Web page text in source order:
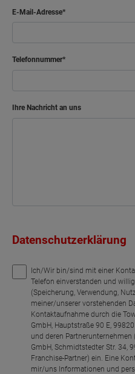
E-Mail-Adresse
Telefonnummer
Ihre Nachricht an uns
Datenschutzerklärung
Ich/Wir bin/sind mit einer
Telefon einverstanden und
(Speicherung, Verwendung,
meiner/unserer vorstehenden
Kontaktaufnahme durch die
GmbH, Hauptstraße 90 E,
und deren
GmbH, Schmidtstedter Str. 34,
Franchise-Partner) ein. Eine
mir/uns Informationen und